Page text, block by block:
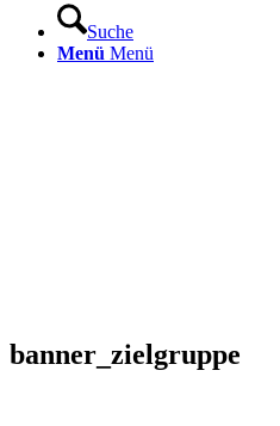
Suche
Menü Menü
banner_zielgruppe